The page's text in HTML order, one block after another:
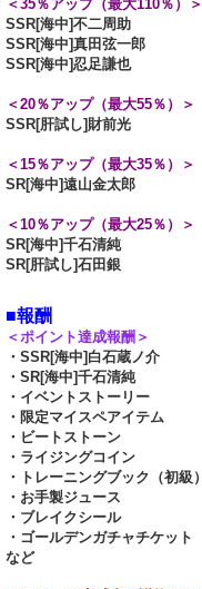
＜35％アップ（最大110％）＞
SSR[海中]不二周助
SSR[海中]真田弦一郎
SSR[海中]忍足謙也
＜20％アップ（最大55％）＞
SSR[肝試し]財前光
＜15％アップ（最大35％）＞
SR[海中]遠山金太郎
＜10％アップ（最大25％）＞
SR[海中]千石清純
SR[肝試し]石田銀
■報酬
＜ポイント達成報酬＞
・SSR[海中]白石蔵ノ介
・SR[海中]千石清純
・イベントストーリー
・限定マイスペアイテム
・ビートストーン
・ライジングコイン
・トレーニングブック（初級）
・お手製ジュース
・ブレイクシール
・ゴールデンガチャチケット
など